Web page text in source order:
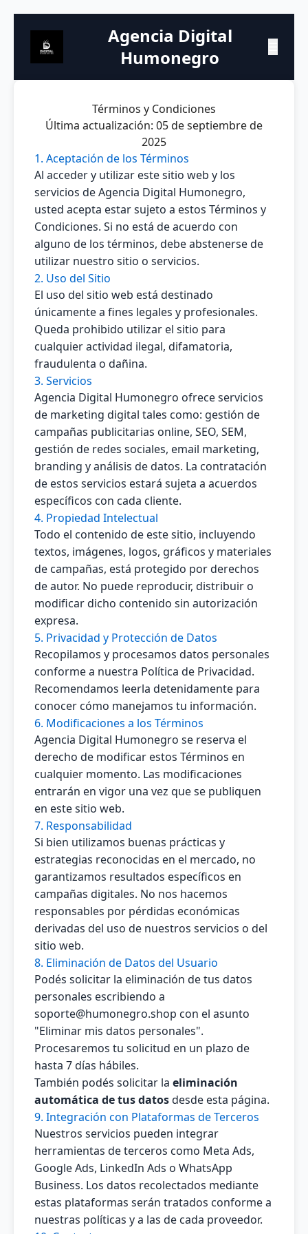
Agencia Digital
Humonegro
Términos y Condiciones
Última actualización: 05 de septiembre de
2025
1. Aceptación de los Términos
Al acceder y utilizar este sitio web y los
servicios de Agencia Digital Humonegro,
usted acepta estar sujeto a estos Términos y
Condiciones. Si no está de acuerdo con
alguno de los términos, debe abstenerse de
utilizar nuestro sitio o servicios.
2. Uso del Sitio
El uso del sitio web está destinado
únicamente a fines legales y profesionales.
Queda prohibido utilizar el sitio para
cualquier actividad ilegal, difamatoria,
fraudulenta o dañina.
3. Servicios
Agencia Digital Humonegro ofrece servicios
de marketing digital tales como: gestión de
campañas publicitarias online, SEO, SEM,
gestión de redes sociales, email marketing,
branding y análisis de datos. La contratación
de estos servicios estará sujeta a acuerdos
específicos con cada cliente.
4. Propiedad Intelectual
Todo el contenido de este sitio, incluyendo
textos, imágenes, logos, gráficos y materiales
de campañas, está protegido por derechos
de autor. No puede reproducir, distribuir o
modificar dicho contenido sin autorización
expresa.
5. Privacidad y Protección de Datos
Recopilamos y procesamos datos personales
conforme a nuestra Política de Privacidad.
Recomendamos leerla detenidamente para
conocer cómo manejamos tu información.
6. Modificaciones a los Términos
Agencia Digital Humonegro se reserva el
derecho de modificar estos Términos en
cualquier momento. Las modificaciones
entrarán en vigor una vez que se publiquen
en este sitio web.
7. Responsabilidad
Si bien utilizamos buenas prácticas y
estrategias reconocidas en el mercado, no
garantizamos resultados específicos en
campañas digitales. No nos hacemos
responsables por pérdidas económicas
derivadas del uso de nuestros servicios o del
sitio web.
8. Eliminación de Datos del Usuario
Podés solicitar la eliminación de tus datos
personales escribiendo a
soporte@humonegro.shop con el asunto
"Eliminar mis datos personales".
Procesaremos tu solicitud en un plazo de
hasta 7 días hábiles.
También podés solicitar la eliminación
automática de tus datosdesde esta página.
9. Integración con Plataformas de Terceros
Nuestros servicios pueden integrar
herramientas de terceros como Meta Ads,
Google Ads, LinkedIn Ads o WhatsApp
Business. Los datos recolectados mediante
estas plataformas serán tratados conforme a
nuestras políticas y a las de cada proveedor.